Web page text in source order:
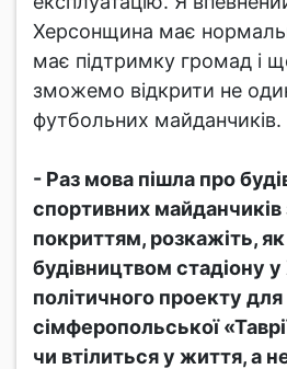
Херсонщина має
має підтримку громад і
зможемо відкрити не
футбольних майданчиків.
- Раз мова пішла про
спортивних
покриттям, розкажіть,
будівництвом стадіону
політичного проекту
сімферопольської
чи втілиться у життя, а